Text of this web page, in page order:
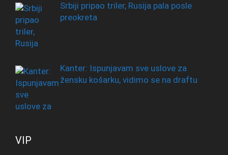
Srbiji pripao triler, Rusija pala posle
preokreta
Kanter: Ispunjavam sve uslove za
žensku košarku, vidimo se na draftu
VIP